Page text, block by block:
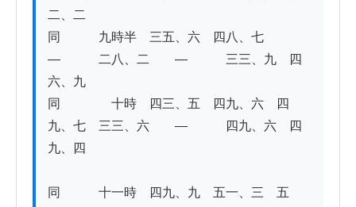
二、二
同　　　九時半　三五、六　四八、七
―　　　二八、二　　―　　　三三、九　四
六、九
同　　　　十時　四三、五　四九、六　四
九、七　三三、六　　―　　　四九、六　四
九、四
同　　　十一時　四九、九　五一、三　五